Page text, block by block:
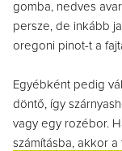
gomba, nedves
persze, de inkább
oregoni pinot-t a
Egyébként pedig
döntő, így
vagy egy rozébor.
számításba, akkor